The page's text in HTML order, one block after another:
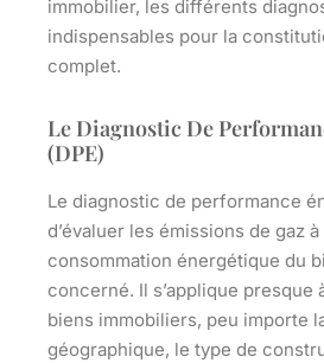
immobilier, les différents
indispensables pour la
complet.
Le Diagnostic De
(DPE)
Le diagnostic de performance
d’évaluer les émissions de gaz
consommation énergétique du
concerné. Il s’applique presque
biens immobiliers, peu importe
géographique, le type de